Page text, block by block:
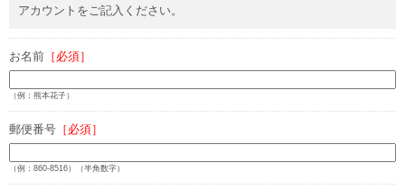
アカウントをご記入ください。
お名前 ［必須］
（例：熊本花子）
郵便番号 ［必須］
（例：860-8516）（半角数字）